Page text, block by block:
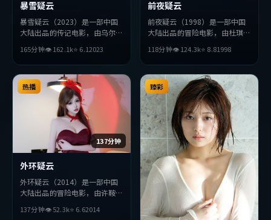
暴雪疑云
暴雪疑云（2023）是一部中国
大陆出品的传记电影，由乌尔善
主演。影片在叙事与视听上力求
突破，探讨人性与抉择，节奏张
弛有度，适合喜欢该类型的观众
完整观看。
165分钟👁162.1k⭐ 6.12023
前夜疑云
前夜疑云（1998）是一部中国
大陆出品的冒险电影，由杜琪峰
美等主演。影片在叙事与视听上
力求突破，探讨人性与抉择，节
奏张弛有度，适合喜欢该类型的
观众完整观看。
118分钟👁124.3k⭐ 8.81998
137分钟
热播
外环疑云
外环疑云（2014）是一部中国
大陆出品的冒险电影，由许鞍华
演。影片在叙事与视听上力求突
137分钟👁52.3k⭐ 6.62014
臻彩